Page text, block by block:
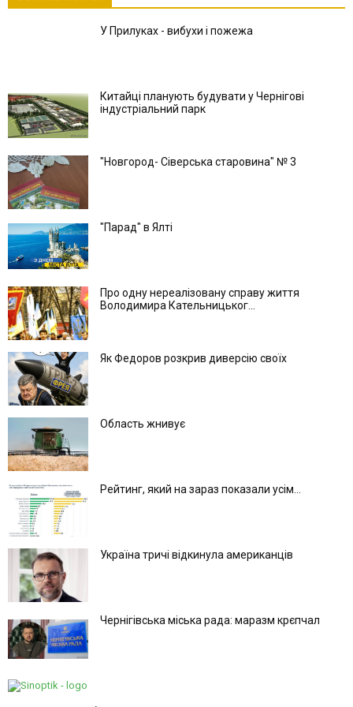
У Прилуках - вибухи і пожежа
Китайці планують будувати у Чернігові
індустріальний парк
"Новгород- Сіверська старовина" № 3
"Парад" в Ялті
Про одну нереалізовану справу життя
Володимира Кательницьког...
Як Федоров розкрив диверсію своїх
Область жнивує
Рейтинг, який на зараз показали усім...
Україна тричі відкинула американців
Чернігівська міська рада: маразм крєпчал